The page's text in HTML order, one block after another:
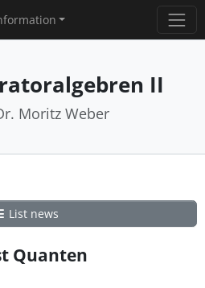
II
Moritz Weber
List news
Quanten